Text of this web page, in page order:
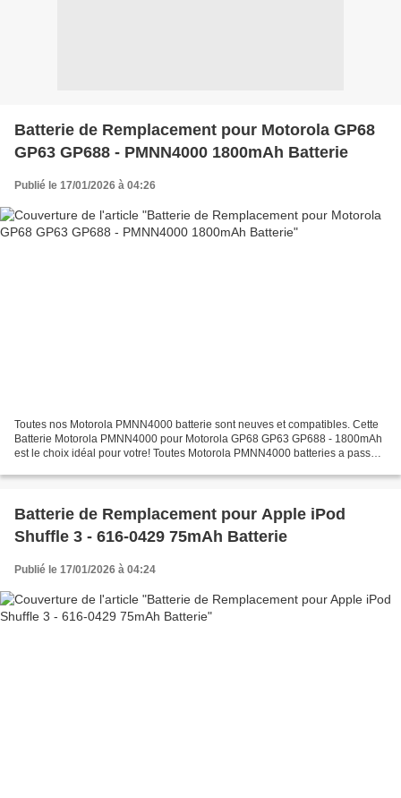
Batterie de Remplacement pour Motorola GP68
GP63 GP688 - PMNN4000 1800mAh Batterie
Publié le 17/01/2026 à 04:26
Toutes nos Motorola PMNN4000 batterie sont neuves et compatibles. Cette
Batterie Motorola PMNN4000 pour Motorola GP68 GP63 GP688 - 1800mAh
est le choix idéal pour votre! Toutes Motorola PMNN4000 batteries a passé
Batterie de Remplacement pour Apple iPod
Shuffle 3 - 616-0429 75mAh Batterie
Publié le 17/01/2026 à 04:24